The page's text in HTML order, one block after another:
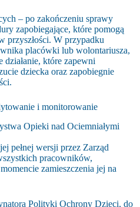
– po zakończeniu sprawy
zapobiegające, które pomogą
przyszłości. W przypadku
placówki lub wolontariusza,
działanie, które zapewni
dziecka oraz zapobiegnie
i monitorowanie
Opieki nad Ociemniałymi
pełnej wersji przez Zarząd
pracowników,
zamieszczenia jej na
Polityki Ochrony Dzieci, do